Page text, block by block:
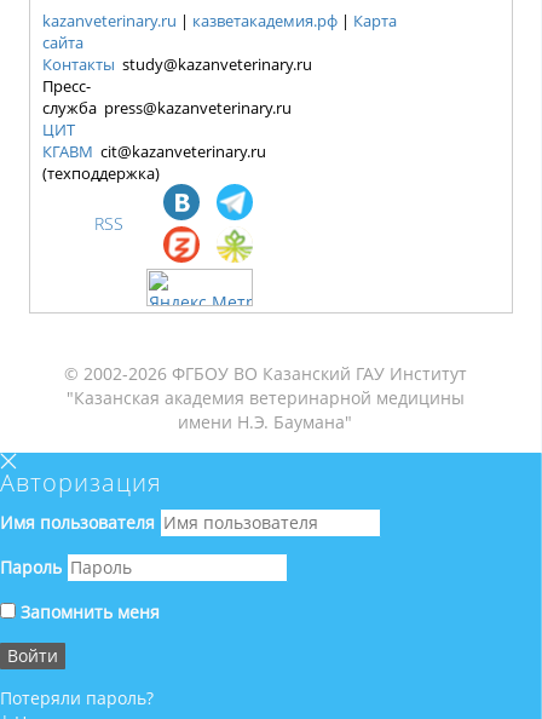
kazanveterinary.ru | казветакадемия.рф | Карта
сайта
Контакты study@kazanveterinary.ru
Пресс-
служба press@kazanveterinary.ru
ЦИТ
КГАВМ cit@kazanveterinary.ru
(техподдержка)
RSS
© 2002-2026 ФГБОУ ВО Казанский ГАУ Институт
"Казанская академия ветеринарной медицины
имени Н.Э. Баумана"
Авторизация
Имя пользователя
Пароль
Запомнить меня
Потеряли пароль?